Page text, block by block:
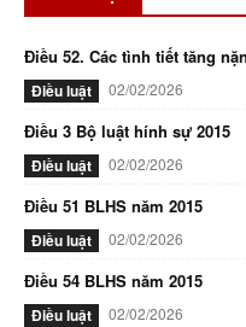
Điều 52. Các tình tiết tăng
Điều luật 02/02/2026
Điều 3 Bộ luật hính sự 2015
Điều luật 02/02/2026
Điều 51 BLHS năm 2015
Điều luật 02/02/2026
Điều 54 BLHS năm 2015
Điều luật 02/02/2026